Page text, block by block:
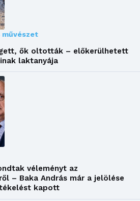
művészet
ők oltották – előkerülhetett
laktanyája
véleményt az
– Baka András már a jelölése
kapott